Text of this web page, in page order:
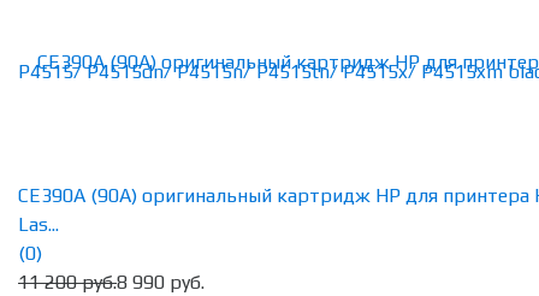
CE390A (90A) оригинальный картридж HP для принтера
Las...
(0)
11 200 руб.8 990 руб.